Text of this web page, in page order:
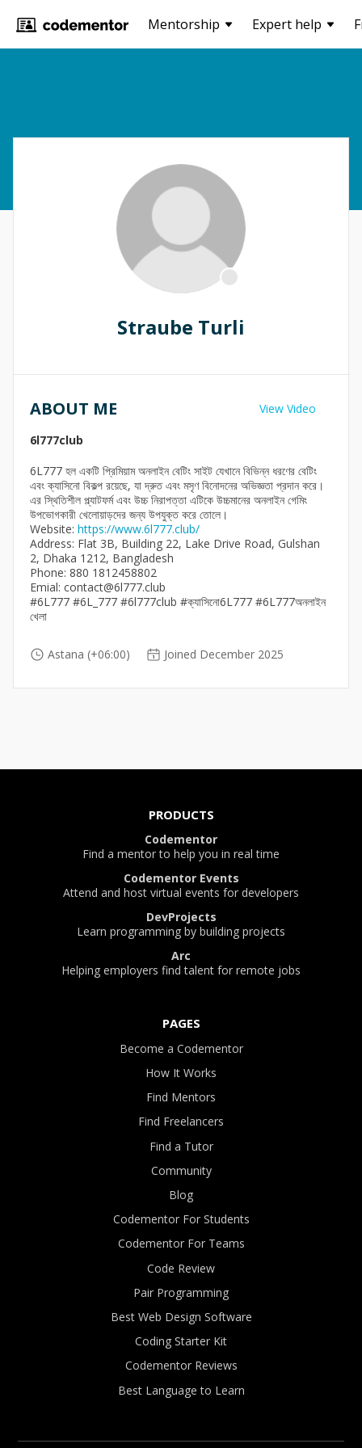
Mentorship Expert help
Straube Turli
View Video
ABOUT ME
6l777club
6L777 হল একটি প্রিমিয়াম অনলাইন বেটিং সাইট যেখানে বিভিন্ন ধরণের বেটিং
এবং ক্যাসিনো বিকল্প রয়েছে, যা দ্রুত এবং মসৃণ বিনোদনের অভিজ্ঞতা প্রদান করে।
এর স্থিতিশীল প্ল্যাটফর্ম এবং উচ্চ নিরাপত্তা এটিকে উচ্চমানের অনলাইন গেমিং
উপভোগকারী খেলোয়াড়দের জন্য উপযুক্ত করে তোলে।
Website: https://www.6l777.club/
Address: Flat 3B, Building 22, Lake Drive Road, Gulshan
2, Dhaka 1212, Bangladesh
Phone: 880 1812458802
Emial: contact@6l777.club
#6L777 #6L_777 #6l777club #ক্যাসিনো6L777 #6L777অনলাইন
খেলা
Astana (+06:00) Joined December 2025
PRODUCTS
Codementor
Find a mentor to help you in real time
Codementor Events
Attend and host virtual events for developers
DevProjects
Learn programming by building projects
Arc
Helping employers find talent for remote jobs
PAGES
Become a Codementor
How It Works
Find Mentors
Find Freelancers
Find a Tutor
Community
Blog
Codementor For Students
Codementor For Teams
Code Review
Pair Programming
Best Web Design Software
Coding Starter Kit
Codementor Reviews
Best Language to Learn